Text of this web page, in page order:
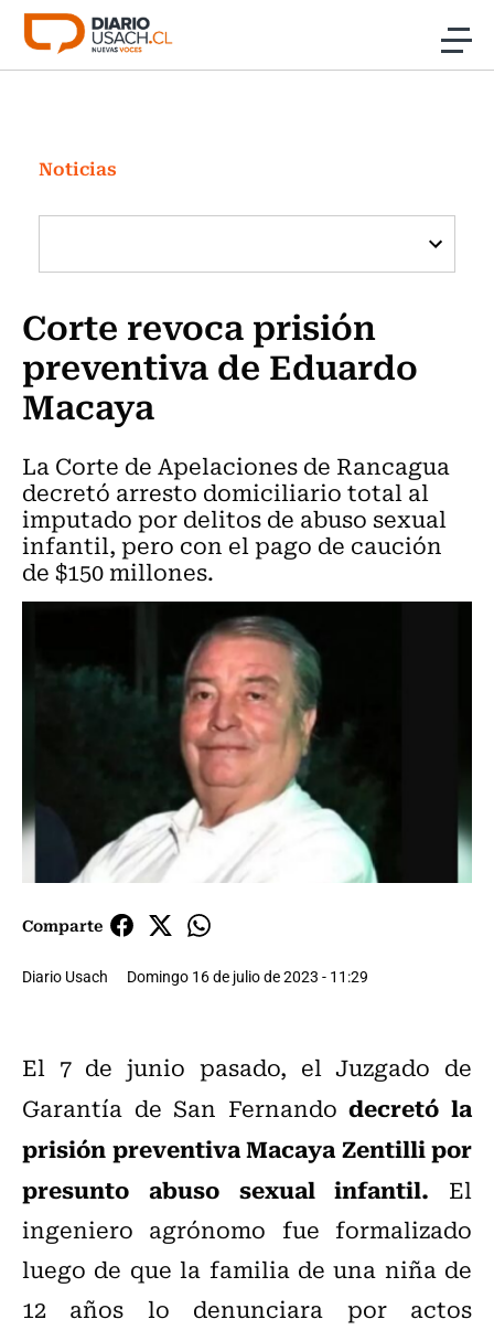
Click acá para ir directamente al contenido
Investigación
Cultura
Programas Radio y TV Usach
Noticias
Corte revoca prisión
preventiva de Eduardo
Macaya
La Corte de Apelaciones de Rancagua
decretó arresto domiciliario total al
imputado por delitos de abuso sexual
infantil, pero con el pago de caución
de $150 millones.
Comparte
Diario Usach Domingo 16 de julio de 2023 - 11:29
El 7 de junio pasado, el Juzgado de
Garantía de San Fernandodecretó la
prisión preventiva Macaya Zentilli por
presunto abuso sexual infantil. El
ingeniero agrónomo fue formalizado
luego de que la familia de una niña de
12 años lo denunciara por actos